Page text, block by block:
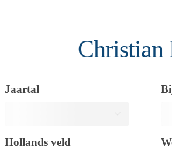
Christian
Jaartal
Hollands veld